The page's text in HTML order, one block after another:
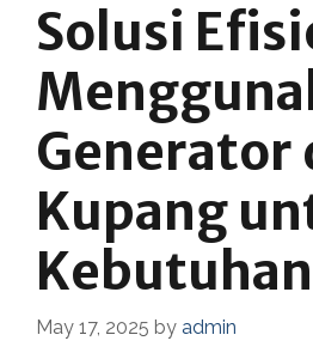
Solusi
Generator
Kupang
May 17, 2025 by admin